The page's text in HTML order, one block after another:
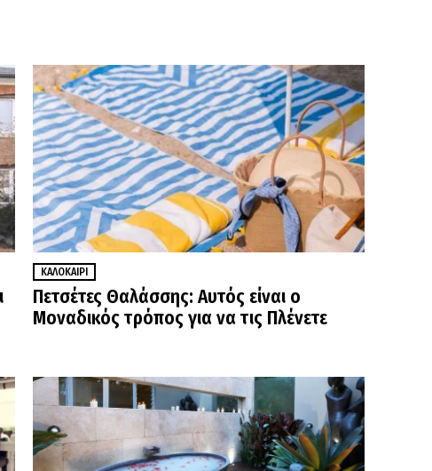
ΚΑΛΟΚΑΊΡΙ
Πετσέτες Θαλάσσης: Αυτός είναι ο
Μοναδικός τρόπος για να τις Πλένετε